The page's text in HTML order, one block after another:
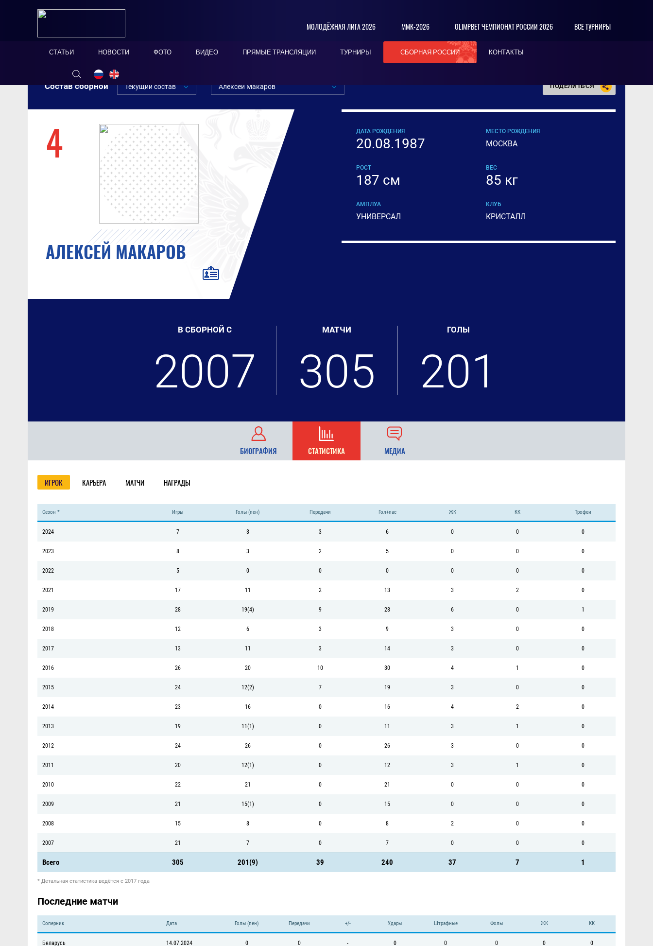
МОЛОДЁЖНАЯ ЛИГА 2026 ММК-2026 OLIMPBET ЧЕМПИОНАТ РОССИИ 2026 ВСЕ ТУРНИРЫ
СТАТЬИ НОВОСТИ ФОТО ВИДЕО ПРЯМЫЕ ТРАНСЛЯЦИИ ТУРНИРЫ СБОРНАЯ РОССИИ КОНТАКТЫ
Состав сборной Текущий состав Алексей Макаров ПОДЕЛИТЬСЯ
4
АЛЕКСЕЙ МАКАРОВ
ДАТА РОЖДЕНИЯ
20.08.1987
МЕСТО РОЖДЕНИЯ
МОСКВА
РОСТ
187 см
ВЕС
85 кг
АМПЛУА
УНИВЕРСАЛ
КЛУБ
КРИСТАЛЛ
В СБОРНОЙ С
2007
МАТЧИ
305
ГОЛЫ
201
БИОГРАФИЯ СТАТИСТИКА МЕДИА
ИГРОК КАРЬЕРА МАТЧИ НАГРАДЫ
Сезон * Игры Голы (пен) Передачи Гол+пас ЖК КК Трофеи
2024 7 3 3 6 0 0 0
2023 8 3 2 5 0 0 0
2022 5 0 0 0 0 0 0
2021 17 11 2 13 3 2 0
2019 28 19(4) 9 28 6 0 1
2018 12 6 3 9 3 0 0
2017 13 11 3 14 3 0 0
2016 26 20 10 30 4 1 0
2015 24 12(2) 7 19 3 0 0
2014 23 16 0 16 4 2 0
2013 19 11(1) 0 11 3 1 0
2012 24 26 0 26 3 0 0
2011 20 12(1) 0 12 3 1 0
2010 22 21 0 21 0 0 0
2009 21 15(1) 0 15 0 0 0
2008 15 8 0 8 2 0 0
2007 21 7 0 7 0 0 0
Всего 305 201(9) 39 240 37 7 1
* Детальная статистика ведётся с 2017 года
Последние матчи
Соперник Дата Голы (пен) Передачи +/- Удары Штрафные Фолы ЖК КК
Беларусь 14.07.2024 0 0 - 0 0 0 0 0